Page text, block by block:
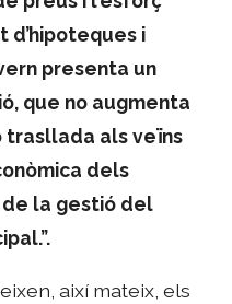
d’hipoteques i
presenta un
que no augmenta
trasllada als veïns
dels
la gestió del
així mateix, els